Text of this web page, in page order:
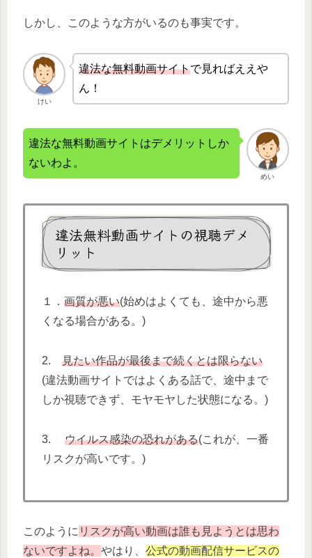
しかし、このような方がいるのも事実です。
けい
違法な無料動画サイトで見ればええや
ん！
めい
違法な無料動画サイトはデメリットしか
ないわよ。
違法無料動画サイトの視聴デメ
リット
１． 画質が悪い(始めはよくても、途中から悪
くなる場合がある。)
2. 見たい作品が最後まで続くとは限らない
(違法動画サイトではよくある話で、途中まで
しか視聴できず、モヤモヤした状態になる。)
3. ウイルス感染の恐れがある(これが、一番
リスクが高いです。)
このように リスクが高い動画は誰も見ようとは思わ
ないですよね。 やはり、 公式の動画配信サービスの